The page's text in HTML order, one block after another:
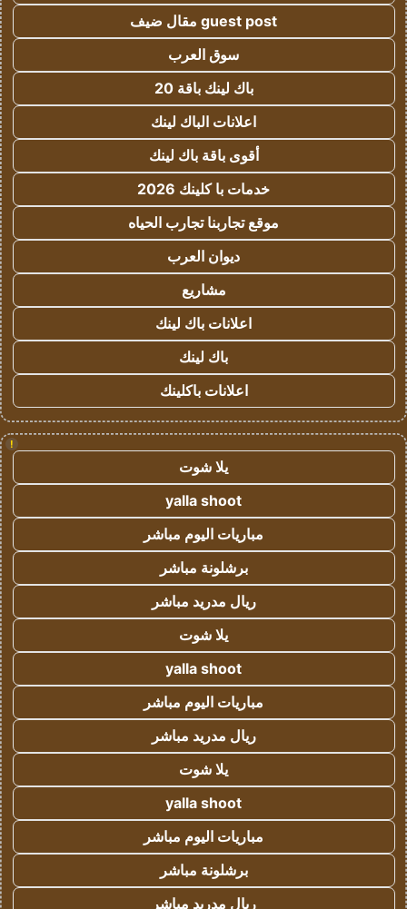
guest post مقال ضيف
سوق العرب
باك لينك باقة 20
اعلانات الباك لينك
أقوى باقة باك لينك
خدمات با كلينك 2026
موقع تجاربنا تجارب الحياه
ديوان العرب
مشاريع
اعلانات باك لينك
باك لينك
اعلانات باكلينك
!
يلا شوت
yalla shoot
مباريات اليوم مباشر
برشلونة مباشر
ريال مدريد مباشر
يلا شوت
yalla shoot
مباريات اليوم مباشر
ريال مدريد مباشر
يلا شوت
yalla shoot
مباريات اليوم مباشر
برشلونة مباشر
ريال مدريد مباشر